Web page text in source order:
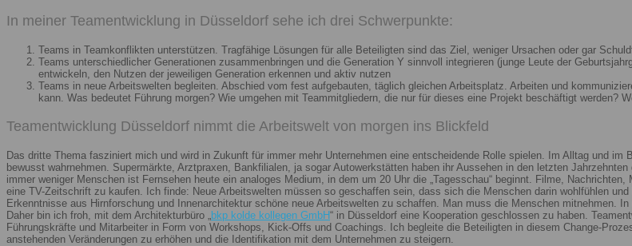
In meiner Teamentwicklung in Düsseldorf sehe ich drei Schwerpunkte:
Teams in Teamkonflikten unterstützen. Tragfähige Lösungen für alle Beteiligten sind das Ziel, weniger Ursachen oder gar
Teams unterschiedlicher Generationen zusammenbringen und die Generation Y sinnvoll integrieren (junge Leute der
entwickeln, den Nutzen der jeweiligen Generation erkennen und aktiv nutzen
Teams in neue Arbeitswelten begleiten. Abschied vom fest aufgebauten, täglich gleichen Arbeitsplatz. Arbeiten und
kann. Was bedeutet Führung morgen? Wie umgehen mit Teammitgliedern, die nur für dieses eine Projekt beschäftigt werden?
Teamentwicklung Düsseldorf nimmt die Arbeitswelt von morgen ins Blickfeld
Das dritte Thema fasziniert mich und wird in Zukunft für immer mehr Unternehmen eine entscheidende Rolle spielen. Im Alltag und
bewusst wahrnehmen. Supermärkte, Arztpraxen, Bankfilialen, ja sogar Autowerkstätten haben ihr Aussehen in den letzten
immer weniger Menschen ist Fernsehen heute ein analoges Medium, in dem um 20 Uhr die „Tagesschau“ beginnt. Filme,
eine TV-Zeitschrift zu kaufen. Ich finde: Neue Arbeitswelten müssen so geschaffen sein, dass sich die Menschen darin wohlfühlen
Erkenntnisse aus Hirnforschung und Innenarchitektur schöne neue Arbeitswelten zu schaffen. Man muss die Menschen mitnehmen.
Daher bin ich froh, mit dem Architekturbüro „bkp kolde kollegen GmbH“ in Düsseldorf eine Kooperation geschlossen zu haben.
Führungskräfte und Mitarbeiter in Form von Workshops, Kick-Offs und Coachings. Ich begleite die Beteiligten in diesem Change-
anstehenden Veränderungen zu erhöhen und die Identifikation mit dem Unternehmen zu steigern.